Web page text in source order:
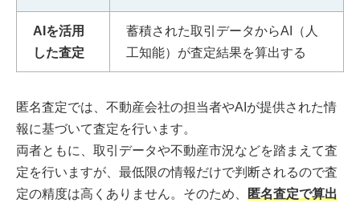
AIを活用
した査定
蓄積された取引データからAI（人
工知能）が査定結果を算出する
匿名査定では、不動産会社の担当者やAIが提供された情
報に基づいて査定を行います。
両者ともに、取引データや不動産市況などを踏まえて査
定を行いますが、最低限の情報だけで判断されるので査
定の精度は高くありません。そのため、
匿名査定で算出